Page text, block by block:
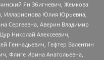
Ян Збигневич, Жемкова
Илларионова Юлия Юрьевна,
Сергеевна, Аверин Владимир
Николай Алексеевич,
Геннадьевич, Гефтер Валентин
Флиге Ирина Анатольевна,